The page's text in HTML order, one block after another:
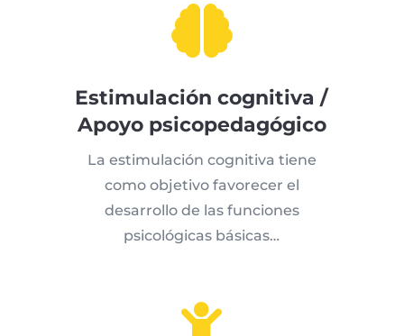

Estimulación cognitiva /
Apoyo psicopedagógico
La estimulación cognitiva tiene
como objetivo favorecer el
desarrollo de las funciones
psicológicas básicas…